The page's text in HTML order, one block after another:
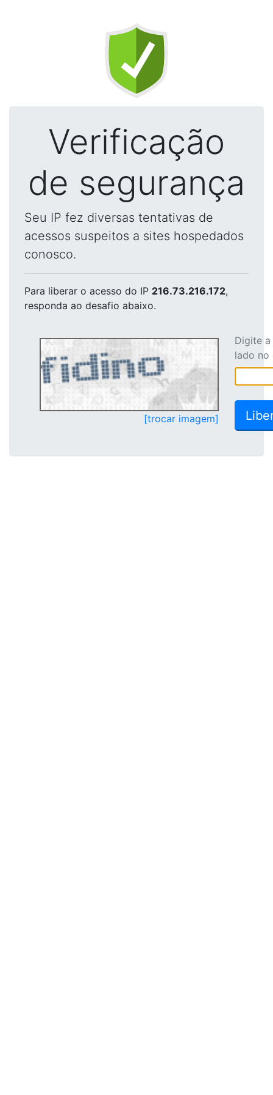
Verificação
de segurança
Seu IP fez diversas tentativas de
acessos suspeitos a sites hospedados
conosco.
Para liberar o acesso do IP 216.73.216.172,
responda ao desafio abaixo.
[trocar imagem]
Digite
lado no